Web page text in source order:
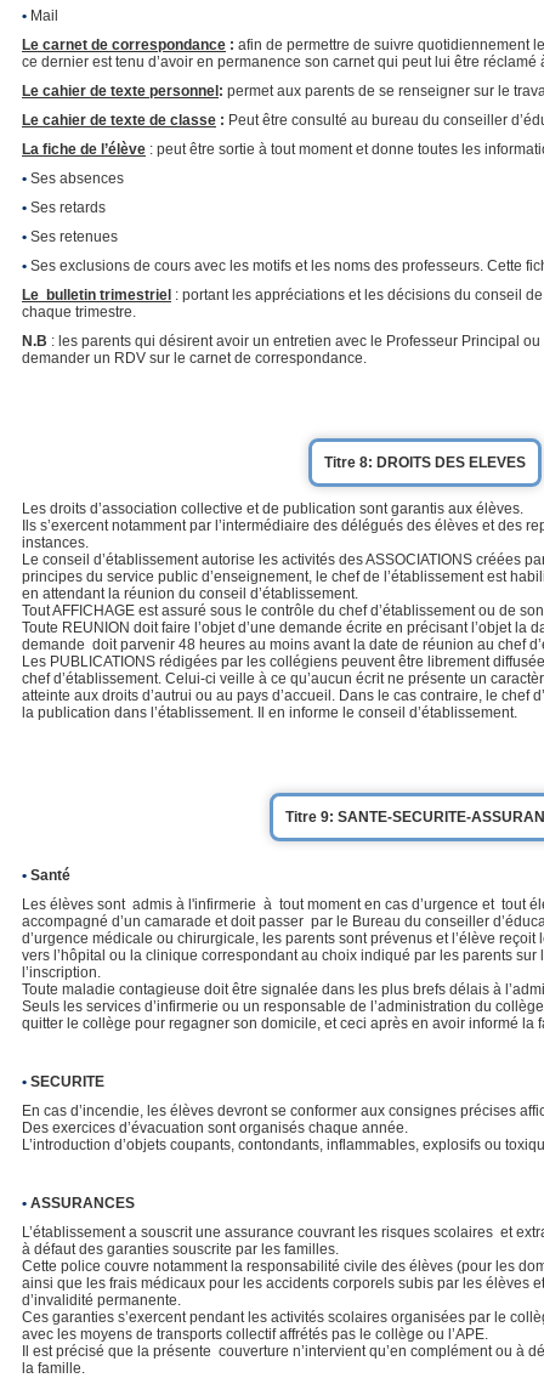
• Mail
Le carnet de correspondance : afin de permettre de suivre quotidiennement
ce dernier est tenu d’avoir en permanence son carnet qui peut lui être réclamé
Le cahier de texte personnel : permet aux parents de se renseigner sur le
Le cahier de texte de classe : Peut être consulté au bureau du conseiller
La fiche de l’élève : peut être sortie à tout moment et donne toutes les
• Ses absences
• Ses retards
• Ses retenues
• Ses exclusions de cours avec les motifs et les noms des professeurs. Cette
Le bulletin trimestriel : portant les appréciations et les décisions du conseil
chaque trimestre.
N.B : les parents qui désirent avoir un entretien avec le Professeur Principal
demander un RDV sur le carnet de correspondance.
Titre 8: DROITS DES ELEVES
Les droits d’association collective et de publication sont garantis aux élèves.
Ils s’exercent notamment par l’intermédiaire des délégués des élèves et des
instances.
Le conseil d’établissement autorise les activités des ASSOCIATIONS créées
principes du service public d’enseignement, le chef de l’établissement est
en attendant la réunion du conseil d’établissement.
Tout AFFICHAGE est assuré sous le contrôle du chef d’établissement ou de
Toute REUNION doit faire l’objet d’une demande écrite en précisant l’objet la
demande doit parvenir 48 heures au moins avant la date de réunion au chef
Les PUBLICATIONS rédigées par les collégiens peuvent être librement
chef d’établissement. Celui-ci veille à ce qu’aucun écrit ne présente un
atteinte aux droits d’autrui ou au pays d’accueil. Dans le cas contraire, le chef
la publication dans l’établissement. Il en informe le conseil d’établissement.
Titre 9: SANTE-SECURITE-
• Santé
Les élèves sont admis à l'infirmerie à tout moment en cas d’urgence et tout
accompagné d’un camarade et doit passer par le Bureau du conseiller
d’urgence médicale ou chirurgicale, les parents sont prévenus et l’élève
vers l’hôpital ou la clinique correspondant au choix indiqué par les parents
l’inscription.
Toute maladie contagieuse doit être signalée dans les plus brefs délais à
Seuls les services d’infirmerie ou un responsable de l’administration du
quitter le collège pour regagner son domicile, et ceci après en avoir informé la
• SECURITE
En cas d’incendie, les élèves devront se conformer aux consignes précises
Des exercices d’évacuation sont organisés chaque année.
L’introduction d’objets coupants, contondants, inflammables, explosifs ou
• ASSURANCES
L’établissement a souscrit une assurance couvrant les risques scolaires et
à défaut des garanties souscrite par les familles.
Cette police couvre notamment la responsabilité civile des élèves (pour les
ainsi que les frais médicaux pour les accidents corporels subis par les élèves
d’invalidité permanente.
Ces garanties s’exercent pendant les activités scolaires organisées par le
avec les moyens de transports collectif affrétés pas le collège ou l’APE.
Il est précisé que la présente couverture n’intervient qu’en complément ou à
la famille.